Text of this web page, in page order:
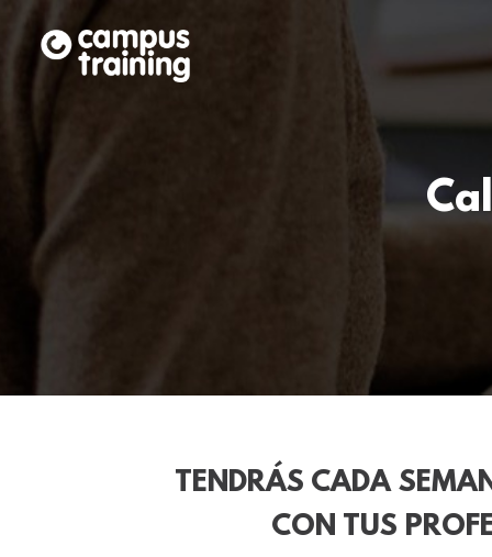
TENDRÁS CADA
CON TUS